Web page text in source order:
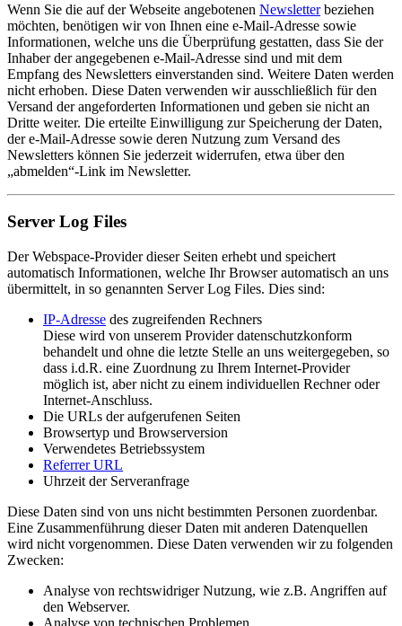
Wenn Sie die auf der Webseite angebotenen Newsletterbeziehen
möchten, benötigen wir von Ihnen eine e-Mail-Adresse sowie
Informationen, welche uns die Überprüfung gestatten, dass Sie der
Inhaber der angegebenen e-Mail-Adresse sind und mit dem
Empfang des Newsletters einverstanden sind. Weitere Daten werden
nicht erhoben. Diese Daten verwenden wir ausschließlich für den
Versand der angeforderten Informationen und geben sie nicht an
Dritte weiter. Die erteilte Einwilligung zur Speicherung der Daten,
der e-Mail-Adresse sowie deren Nutzung zum Versand des
Newsletters können Sie jederzeit widerrufen, etwa über den
„abmelden“-Link im Newsletter.
Server Log Files
Der Webspace-Provider dieser Seiten erhebt und speichert
automatisch Informationen, welche Ihr Browser automatisch an uns
übermittelt, in so genannten Server Log Files. Dies sind:
IP-Adresse des zugreifenden Rechners
Diese wird von unserem Provider datenschutzkonform
behandelt und ohne die letzte Stelle an uns weitergegeben, so
dass i.d.R. eine Zuordnung zu Ihrem Internet-Provider
möglich ist, aber nicht zu einem individuellen Rechner oder
Internet-Anschluss.
Die URLs der aufgerufenen Seiten
Browsertyp und Browserversion
Verwendetes Betriebssystem
Referrer URL
Uhrzeit der Serveranfrage
Diese Daten sind von uns nicht bestimmten Personen zuordenbar.
Eine Zusammenführung dieser Daten mit anderen Datenquellen
wird nicht vorgenommen. Diese Daten verwenden wir zu folgenden
Zwecken:
Analyse von rechtswidriger Nutzung, wie z.B. Angriffen auf
den Webserver.